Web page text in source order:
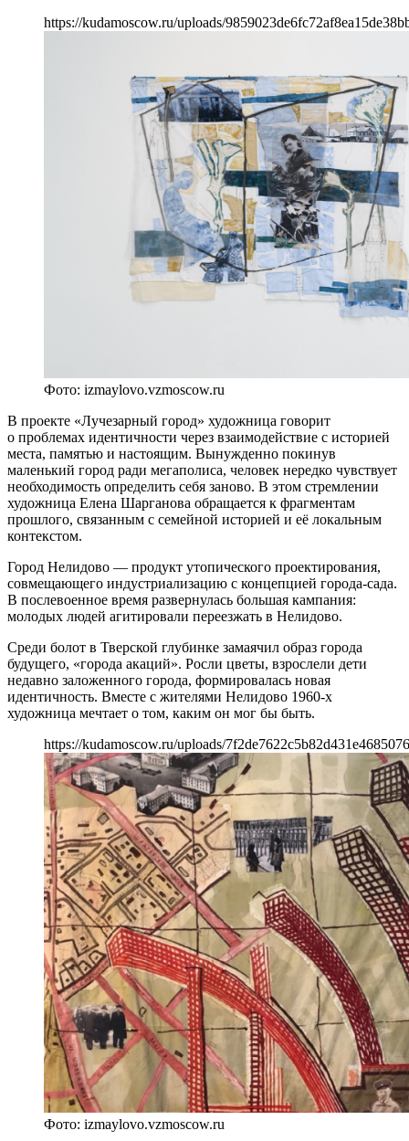
https://kudamoscow.ru/uploads/
Фото: izmaylovo.vzmoscow.ru
В проекте «Лучезарный город» художница говорит
о проблемах идентичности через взаимодействие с историей
места, памятью и настоящим. Вынужденно покинув
маленький город ради мегаполиса, человек нередко чувствует
необходимость определить себя заново. В этом стремлении
художница Елена Шарганова обращается к фрагментам
прошлого, связанным с семейной историей и её локальным
контекстом.
Город Нелидово — продукт утопического проектирования,
совмещающего индустриализацию с концепцией города-сада.
В послевоенное время развернулась большая кампания:
молодых людей агитировали переезжать в Нелидово.
Среди болот в Тверской глубинке замаячил образ города
будущего, «города акаций». Росли цветы, взрослели дети
недавно заложенного города, формировалась новая
идентичность. Вместе с жителями Нелидово 1960-х
художница мечтает о том, каким он мог бы быть.
https://kudamoscow.ru/uploads/
Фото: izmaylovo.vzmoscow.ru